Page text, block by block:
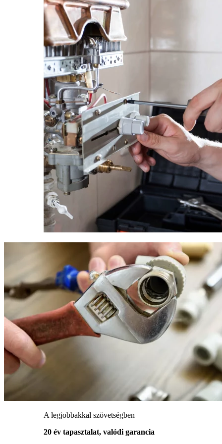
A legjobbakkal szövetségben
20 év tapasztalat, valódi garancia